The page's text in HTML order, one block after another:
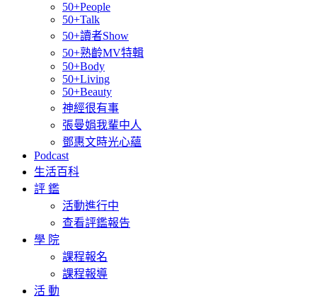
50+People
50+Talk
50+讀者Show
50+熟齡MV特輯
50+Body
50+Living
50+Beauty
神經很有事
張曼娟我輩中人
鄧惠文時光心蘊
Podcast
生活百科
評 鑑
活動進行中
查看評鑑報告
學 院
課程報名
課程報導
活 動